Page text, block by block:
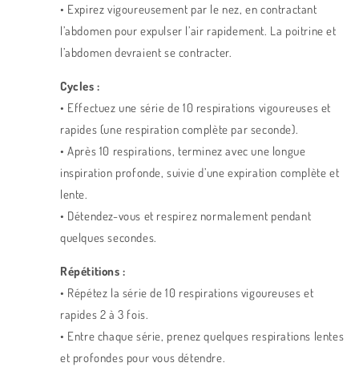
• Expirez vigoureusement par le nez, en contractant
l’abdomen pour expulser l’air rapidement. La poitrine et
l’abdomen devraient se contracter.
Cycles :
• Effectuez une série de 10 respirations vigoureuses et
rapides (une respiration complète par seconde).
• Après 10 respirations, terminez avec une longue
inspiration profonde, suivie d’une expiration complète et
lente.
• Détendez-vous et respirez normalement pendant
quelques secondes.
Répétitions :
• Répétez la série de 10 respirations vigoureuses et
rapides 2 à 3 fois.
• Entre chaque série, prenez quelques respirations lentes
et profondes pour vous détendre.